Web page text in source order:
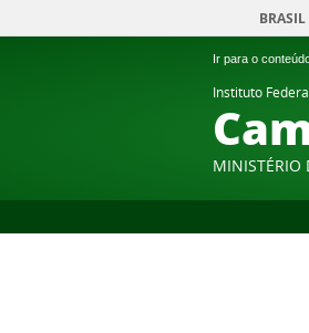
Ir para o
BRASIL
Instituto
MINISTÉRIO